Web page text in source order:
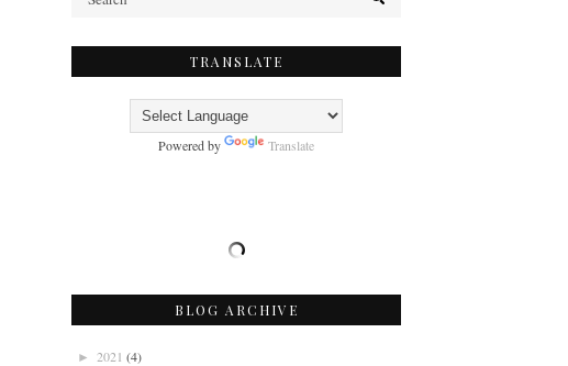
TRANSLATE
Powered by Translate
BLOG ARCHIVE
► 2021 (4)